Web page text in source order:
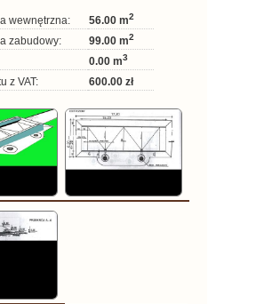
wewnętrzna: 56.00 m2
zabudowy: 99.00 m2
0.00 m3
z VAT: 600.00 zł